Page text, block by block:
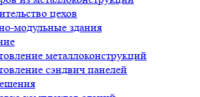
цехов
модульные здания
металлоконструкций
сэндвич панелей